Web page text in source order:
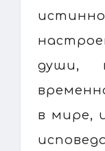
души,
в мире,